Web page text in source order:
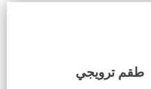
طقم ترويجي